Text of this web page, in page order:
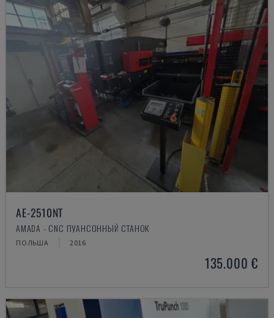
AE-2510NT
AMADA - CNC ПУАНСОННЫЙ СТАНОК
ПОЛЬША 2016
135.000 €